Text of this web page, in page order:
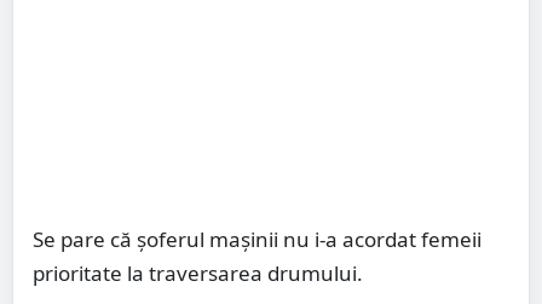
Se pare că șoferul mașinii nu i-a acordat femeii
prioritate la traversarea drumului.